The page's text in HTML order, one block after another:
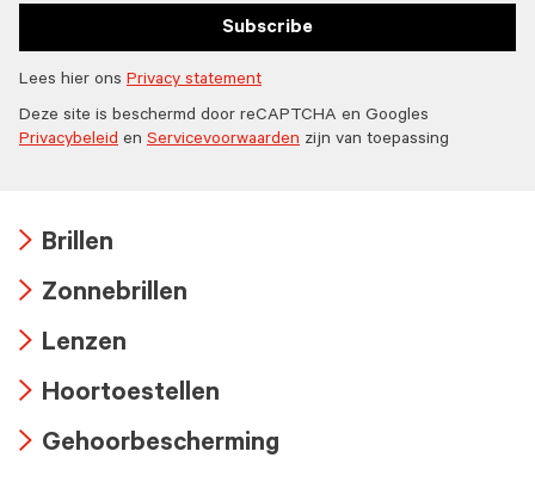
Subscribe
Lees hier ons Privacy statement
Deze site is beschermd door reCAPTCHA en Googles
Privacybeleid en Servicevoorwaarden zijn van toepassing
icon
Brillen
icon
Zonnebrillen
icon
Lenzen
icon
Hoortoestellen
Gehoorbescherming